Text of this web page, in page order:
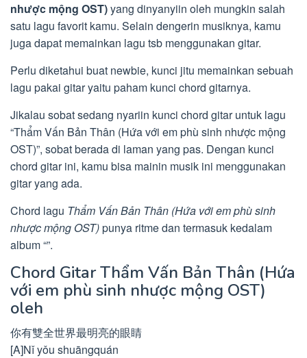
nhược mộng OST)yang dinyanyiin oleh mungkin salah
satu lagu favorit kamu. Selain dengerin musiknya, kamu
juga dapat memainkan lagu tsb menggunakan gitar.
Perlu diketahui buat newbie, kunci jitu memainkan sebuah
lagu pakai gitar yaitu paham kunci chord gitarnya.
Jikalau sobat sedang nyariin kunci chord gitar untuk lagu
“Thẩm Vấn Bản Thân (Hứa với em phù sinh nhược mộng
OST)”, sobat berada di laman yang pas. Dengan kunci
chord gitar ini, kamu bisa mainin musik ini menggunakan
gitar yang ada.
Chord lagu Thẩm Vấn Bản Thân (Hứa với em phù sinh
nhược mộng OST)punya ritme dan termasuk kedalam
album “”.
Chord Gitar Thẩm Vấn Bản Thân (Hứa
với em phù sinh nhược mộng OST)
oleh
你有雙全世界最明亮的眼睛
[A]Nǐ yǒu shuāngquán